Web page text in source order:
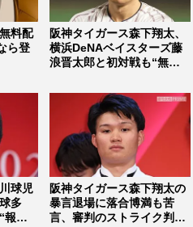
料配
ら登
阪神タイガース森下翔太、
横浜DeNAベイスターズ藤
浪晋太郎と初対戦も“無気
球児
多
報復
阪神タイガース森下翔太の
暴言退場に落合博満も苦
言、審判のストライク判定